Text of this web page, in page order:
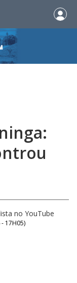
no YouTube
17H05)